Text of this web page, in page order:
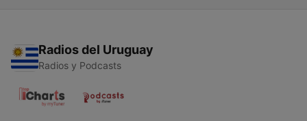
Radios del Uruguay
Radios y Podcasts